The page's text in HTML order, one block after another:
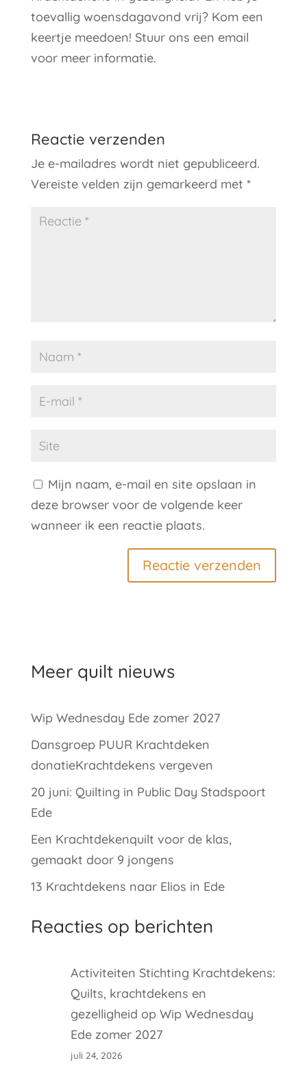
toevallig woensdagavond vrij? Kom een
keertje meedoen! Stuur ons een email
voor meer informatie.
Reactie verzenden
Je e-mailadres wordt niet gepubliceerd.
Vereiste velden zijn gemarkeerd met *
Mijn naam, e-mail en site opslaan in
deze browser voor de volgende keer
wanneer ik een reactie plaats.
Meer quilt nieuws
Wip Wednesday Ede zomer 2027
Dansgroep PUUR Krachtdeken
donatieKrachtdekens vergeven
20 juni: Quilting in Public Day Stadspoort
Ede
Een Krachtdekenquilt voor de klas,
gemaakt door 9 jongens
13 Krachtdekens naar Elios in Ede
Reacties op berichten
Activiteiten Stichting Krachtdekens:
Quilts, krachtdekens en
gezelligheid opWip Wednesday
Ede zomer 2027
juli 24, 2026